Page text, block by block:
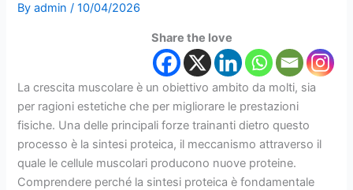
Byadmin/10/04/2026
Share the love
La crescita muscolare è un obiettivo ambito da molti, sia
per ragioni estetiche che per migliorare le prestazioni
fisiche. Una delle principali forze trainanti dietro questo
processo è la sintesi proteica, il meccanismo attraverso il
quale le cellule muscolari producono nuove proteine.
Comprendere perché la sintesi proteica è fondamentale